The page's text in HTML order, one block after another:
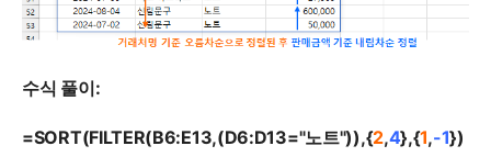
수식 풀이:
=SORT(FILTER(B6:E13,(D6:D13="노트")),{2,4},{1,-1})